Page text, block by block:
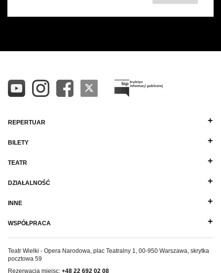
REPERTUAR
BILETY
TEATR
DZIAŁALNOŚĆ
INNE
WSPÓŁPRACA
Teatr Wielki - Opera Narodowa, plac Teatralny 1, 00-950 Warszawa, skrytka
pocztowa 59
Rezerwacja miejsc: +48 22 692 02 08